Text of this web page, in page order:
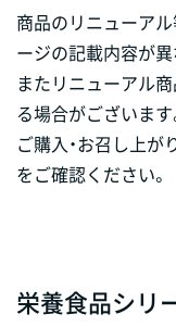
商品のリニューア
ージの記載内容が
またリニューアル
る場合がございます
ご購入・お召し上
をご確認ください。
栄養食品シリ